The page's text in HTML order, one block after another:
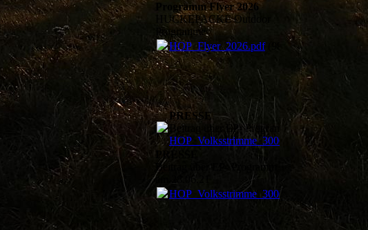
Programm Flyer 2026
HUCKEPACKE Outdoor
Programme
HOP_Flyer_2026.pdf(992.09KB)
PRESSE
Beitrag über EP- Programm am 28.06.21
HOP_Volksstrimme_300621.pdf
Beitrag über EP- Programm
am 28.06.21
HOP_Volksstrimme_300621.pdf